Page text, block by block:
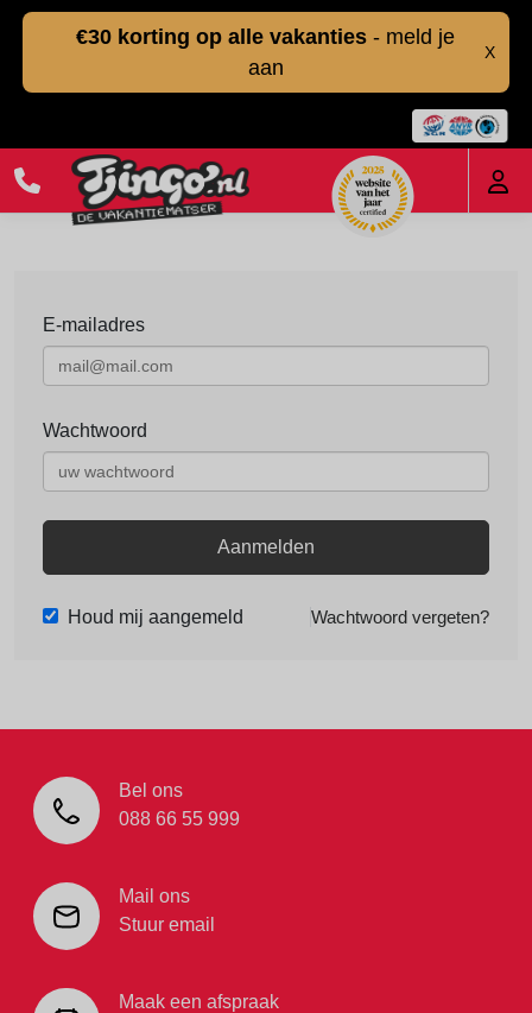
€30 korting op alle vakanties - meld je
aan
X
E-mailadres
Wachtwoord
Aanmelden
Houd mij aangemeld Wachtwoord vergeten?
Bel ons
088 66 55 999
Mail ons
Stuur email
Maak een afspraak